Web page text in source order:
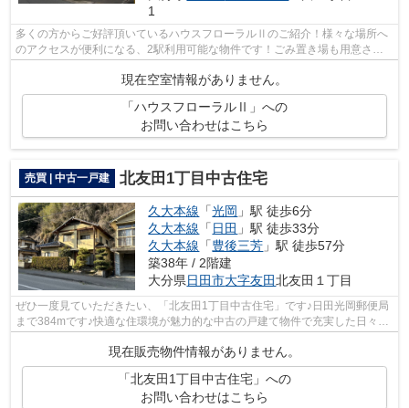
1
多くの方からご好評頂いているハウスフローラルⅡのご紹介！様々な場所へ
のアクセスが便利になる、2駅利用可能な物件です！ごみ置き場も用意され
現在空室情報がありません。
「ハウスフローラルⅡ」への
お問い合わせはこちら
売買 | 中古一戸建 北友田1丁目中古住宅
久大本線 「光岡 」駅 徒歩6分
久大本線 「 日田 」駅 徒歩33分
久大本線 「豊後三芳 」駅 徒歩57分
築38年 / 2階建
大分県日田市大字友田北友田１丁目
ぜひ一度見ていただきたい、「北友田1丁目中古住宅」です♪日田光岡郵便局
まで384mです♪快適な住環境が魅力的な中古の戸建て物件で充実した日々を
現在販売物件情報がありません。
「北友田1丁目中古住宅」への
お問い合わせはこちら